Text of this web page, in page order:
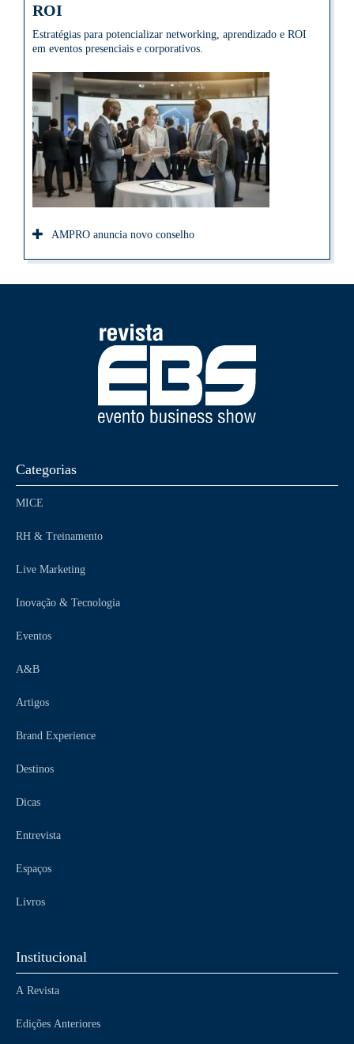
ROI
Estratégias para potencializar networking, aprendizado e ROI
em eventos presenciais e corporativos.
AMPRO anuncia novo conselho
Categorias
MICE
RH & Treinamento
Live Marketing
Inovação & Tecnologia
Eventos
A&B
Artigos
Brand Experience
Destinos
Dicas
Entrevista
Espaços
Livros
Institucional
A Revista
Edições Anteriores